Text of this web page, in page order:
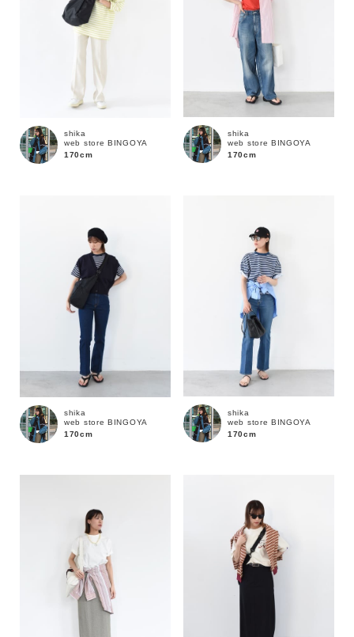
カテゴリ
ブランド
shika
web store BINGOYA
170cm
shika
web store BINGOYA
170cm
shika
web store BINGOYA
170cm
shika
web store BINGOYA
170cm